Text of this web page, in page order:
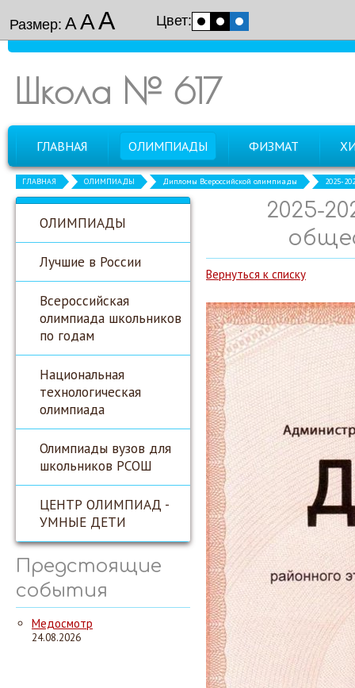
Размер: ААА Цвет:
Школа № 617
ГЛАВНАЯ ОЛИМПИАДЫ ФИЗМАТ
ГЛАВНАЯ ОЛИМПИАДЫ Дипломы Всероссийской олимпиады 2025-
ОЛИМПИАДЫ
Лучшие в России
Всероссийская
олимпиада школьников
по годам
Национальная
технологическая
олимпиада
Олимпиады вузов для
школьников РСОШ
ЦЕНТР ОЛИМПИАД -
УМНЫЕ ДЕТИ
Предстоящие
события
Медосмотр
24.08.2026
2025-
Вернуться к списку